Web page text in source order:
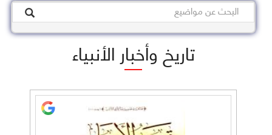
تاريخ وأخبار الأنبياء